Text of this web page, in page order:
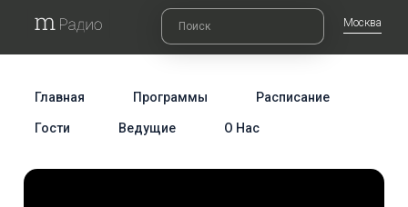
Москва
Главная Программы Расписание
Гости Ведущие О Нас